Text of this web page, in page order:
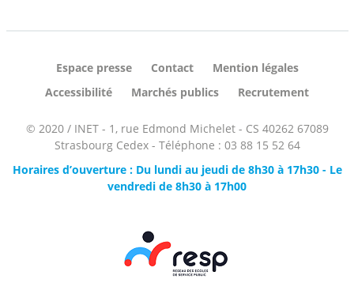
Espace presse Contact
Mention légales
Accessibilité
Marchés publics Recrutement
© 2020 / INET - 1, rue Edmond Michelet - CS 40262 67089
Strasbourg Cedex - Téléphone : 03 88 15 52 64
Horaires d’ouverture : Du lundi au jeudi de 8h30 à 17h30 - Le
vendredi de 8h30 à 17h00